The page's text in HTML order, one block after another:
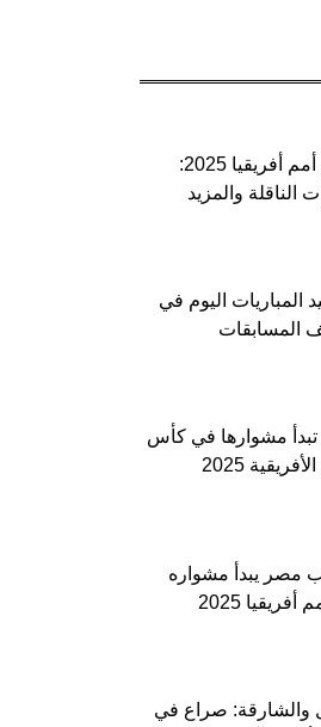
كأس أمم أفريقيا 2025:
الناقلة والمزيد
المباريات اليوم في
المسابقات
مشوارها في كأس
2025
مصر يبدأ مشواره
2025
والشارقة: صراع في